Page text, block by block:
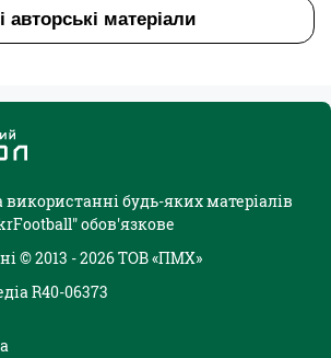
авторські матеріали
будь-яких матеріалів
обов'язкове
© 2013 - 2026 ТОВ «ПМХ»
R40-06373